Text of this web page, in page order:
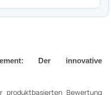
Der innovative
produktbasierten Bewertung